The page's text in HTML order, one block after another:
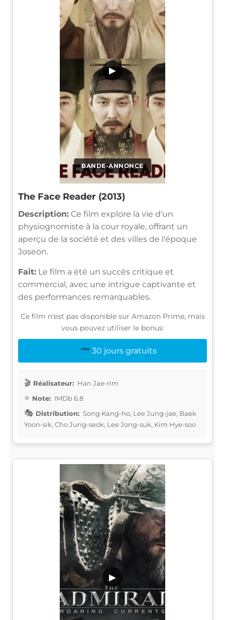
BANDE-ANNONCE
▶
The Face Reader (2013)
Description: Ce film explore la vie d'un
physiognomiste à la cour royale, offrant un
aperçu de la société et des villes de l'époque
Joseon.
Fait: Le film a été un succès critique et
commercial, avec une intrigue captivante et
des performances remarquables.
Ce film n'est pas disponible sur Amazon Prime, mais
vous pouvez utiliser le bonus:
30 jours gratuits
Réalisateur: Han Jae-rim
Note: IMDb 6.8
Distribution: Song Kang-ho, Lee Jung-jae, Baek
Yoon-sik, Cho Jung-seok, Lee Jong-suk, Kim Hye-soo
▶